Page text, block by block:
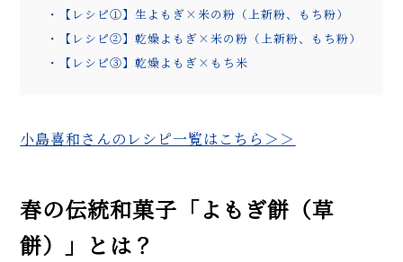
・【レシピ①】生よもぎ×米の粉（上新粉、もち粉）
・【レシピ②】乾燥よもぎ×米の粉（上新粉、もち粉）
・【レシピ③】乾燥よもぎ×もち米
小島喜和さんのレシピ一覧はこちら＞＞
春の伝統和菓子「よもぎ餅（草
餅）」とは？